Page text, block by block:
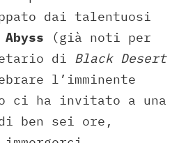
dai talentuosi
(già noti per
di Black Desert
l’imminente
ci ha invitato a una
ben sei ore,